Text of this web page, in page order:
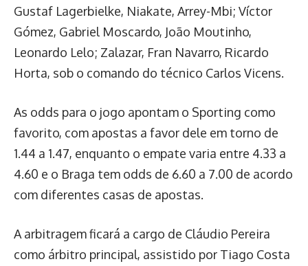
Gustaf Lagerbielke, Niakate, Arrey-Mbi; Víctor
Gómez, Gabriel Moscardo, João Moutinho,
Leonardo Lelo; Zalazar, Fran Navarro, Ricardo
Horta, sob o comando do técnico Carlos Vicens.
As odds para o jogo apontam o Sporting como
favorito, com apostas a favor dele em torno de
1.44 a 1.47, enquanto o empate varia entre 4.33 a
4.60 e o Braga tem odds de 6.60 a 7.00 de acordo
com diferentes casas de apostas.
A arbitragem ficará a cargo de Cláudio Pereira
como árbitro principal, assistido por Tiago Costa